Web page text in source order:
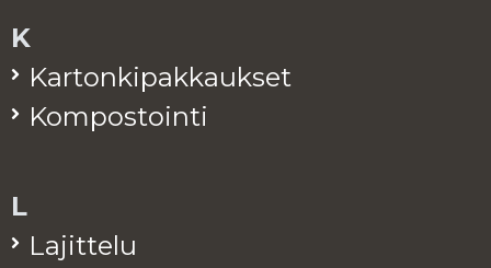
K
Kar­ton­ki­pak­kauk­set
Kom­pos­toin­ti
L
La­jit­te­lu